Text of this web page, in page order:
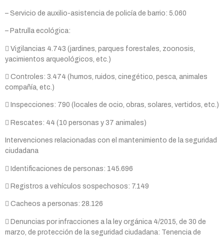
– Servicio de auxilio-asistencia de policía de barrio: 5.060
– Patrulla ecológica:
 Vigilancias 4.743 (jardines, parques forestales, zoonosis,
yacimientos arqueológicos, etc.)
 Controles: 3.474 (humos, ruidos, cinegético, pesca, animales
compañía, etc.)
 Inspecciones: 790 (locales de ocio, obras, solares, vertidos, etc.)
 Rescates: 44 (10 personas y 37 animales)
Intervenciones relacionadas con el mantenimiento de la seguridad
ciudadana
 Identificaciones de personas: 145.696
 Registros a vehículos sospechosos: 7.149
 Cacheos a personas: 28.126
 Denuncias por infracciones a la ley orgánica 4/2015, de 30 de
marzo, de protección de la seguridad ciudadana: Tenencia de